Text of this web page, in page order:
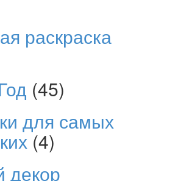
раскраска
(45)
для самых
(4)
декор